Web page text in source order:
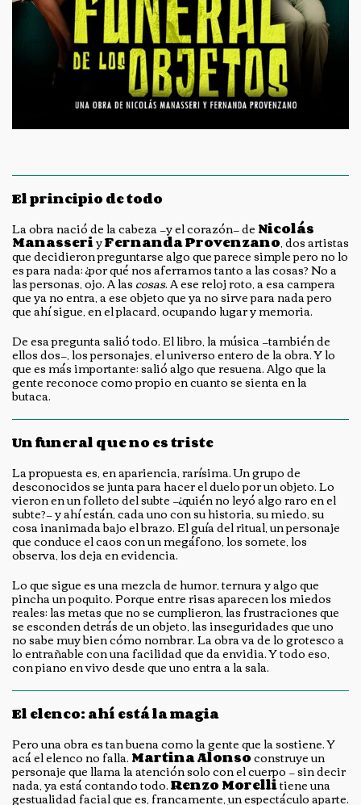
El principio de todo
La obra nació de la cabeza —y el corazón— deNicolás
ManasseriyFernanda Provenzano, dos artistas
que decidieron preguntarse algo que parece simple pero no lo
es para nada: ¿por qué nos aferramos tanto a las cosas? No a
las personas, ojo. A lascosas. A ese reloj roto, a esa campera
que ya no entra, a ese objeto que ya no sirve para nada pero
que ahí sigue, en el placard, ocupando lugar y memoria.
De esa pregunta salió todo. El libro, la música —también de
ellos dos—, los personajes, el universo entero de la obra. Y lo
que es más importante: salió algo que resuena. Algo que la
gente reconoce como propio en cuanto se sienta en la
butaca.
Un funeral que no es triste
La propuesta es, en apariencia, rarísima. Un grupo de
desconocidos se junta para hacer el duelo por un objeto. Lo
vieron en un folleto del subte —¿quién no leyó algo raro en el
subte?— y ahí están, cada uno con su historia, su miedo, su
cosa inanimada bajo el brazo. El guía del ritual, un personaje
que conduce el caos con un megáfono, los somete, los
observa, los deja en evidencia.
Lo que sigue es una mezcla de humor, ternura y algo que
pincha un poquito. Porque entre risas aparecen los miedos
reales: las metas que no se cumplieron, las frustraciones que
se esconden detrás de un objeto, las inseguridades que uno
no sabe muy bien cómo nombrar. La obra va de lo grotesco a
lo entrañable con una facilidad que da envidia. Y todo eso,
con piano en vivo desde que uno entra a la sala.
El elenco: ahí está la magia
Pero una obra es tan buena como la gente que la sostiene. Y
acá el elenco no falla.Martina Alonsoconstruye un
personaje que llama la atención solo con el cuerpo — sin decir
nada, ya está contando todo.Renzo Morellitiene una
gestualidad facial que es, francamente, un espectáculo aparte.